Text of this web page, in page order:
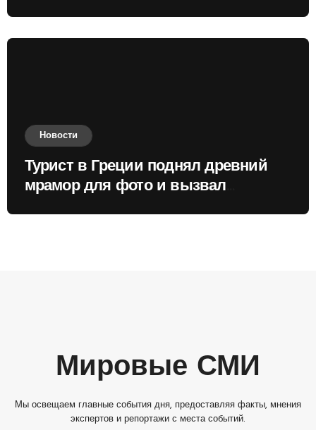
Новости
Турист в Греции поднял древний
мрамор для фото и вызвал
Мировые СМИ
Мы освещаем главные события дня, предоставляя факты, мнения
экспертов и репортажи с места событий.